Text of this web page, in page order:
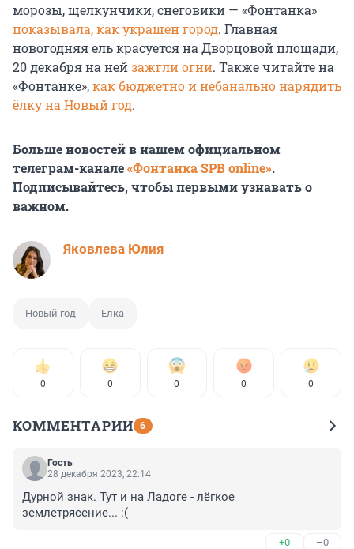
морозы, щелкунчики, снеговики — «Фонтанка»
показывала, как украшен город. Главная
новогодняя ель красуется на Дворцовой площади,
20 декабря на нейзажгли огни. Также читайте на
«Фонтанке»,как бюджетно и небанально нарядить
ёлку на Новый год.
Больше новостей в нашем официальном
телеграм-канале«Фонтанка SPB online».
Подписывайтесь, чтобы первыми узнавать о
важном.
Яковлева Юлия
Новый год Елка
0 0 0 0 0
КОММЕНТАРИИ 6
Гость
28 декабря 2023, 22:14
Дурной знак. Тут и на Ладоге - лёгкое
землетрясение... :(
+0 –0